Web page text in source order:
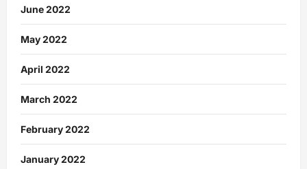
June 2022
May 2022
April 2022
March 2022
February 2022
January 2022